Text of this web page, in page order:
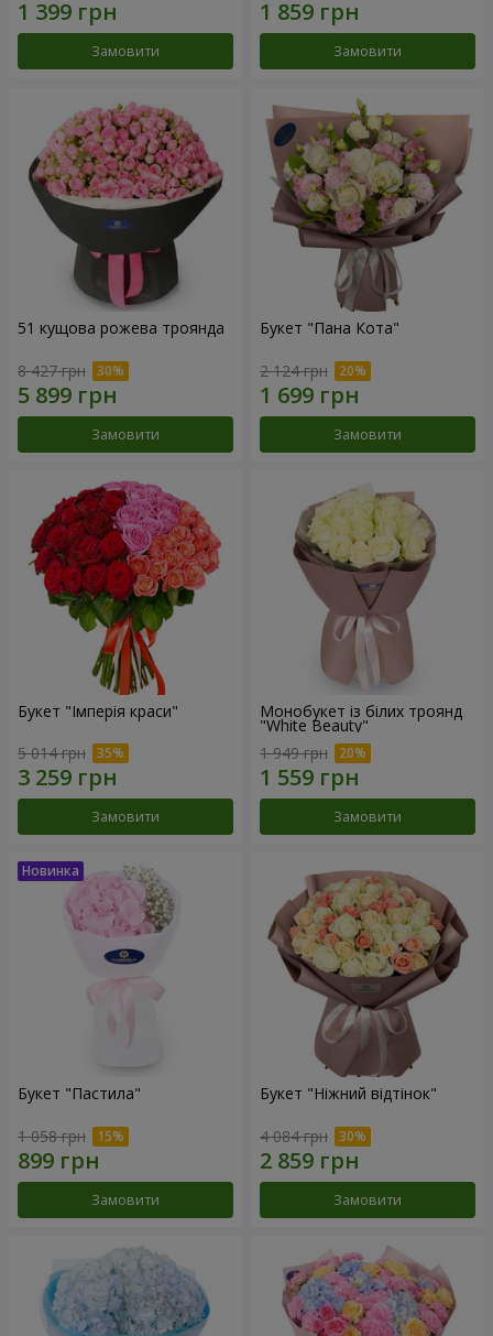
Замовити Замовити
51 кущова рожева троянда
8 427 грн
Замовити
Букет "Пана Кота"
2 124 грн
Замовити
Букет "Імперія краси"
5 014 грн
Замовити
Монобукет із білих троянд
"White Beauty"
1 949 грн
Замовити
Букет "Пастила"
1 058 грн
Замовити
Букет "Ніжний відтінок"
4 084 грн
Замовити